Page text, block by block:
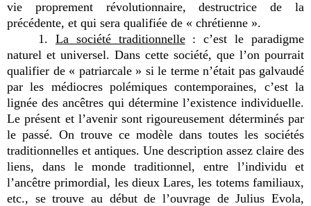
vie proprement révolutionnaire, destructrice de la
précédente, et qui sera qualifiée de « chrétienne ».
1. La société traditionnelle: c’est le paradigme
naturel et universel. Dans cette société, que l’on pourrait
qualifier de « patriarcale » si le terme n’était pas galvaudé
par les médiocres polémiques contemporaines, c’est la
lignée des ancêtres qui détermine l’existence individuelle.
Le présent et l’avenir sont rigoureusement déterminés par
le passé. On trouve ce modèle dans toutes les sociétés
traditionnelles et antiques. Une description assez claire des
liens, dans le monde traditionnel, entre l’individu et
l’ancêtre primordial, les dieux Lares, les totems familiaux,
etc., se trouve au début de l’ouvrage de Julius Evola,